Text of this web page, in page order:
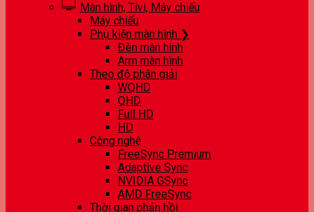
Màn hình, Tivi, Máy chiếu
Máy chiếu
Phụ kiện màn hình ❯
Đèn màn hình
Arm màn hình
Theo độ phân giải
WQHD
QHD
Full HD
HD
Công nghệ
FreeSync Premium
Adaptive Sync
NVIDIA GSync
AMD FreeSync
Thời gian phản hồi